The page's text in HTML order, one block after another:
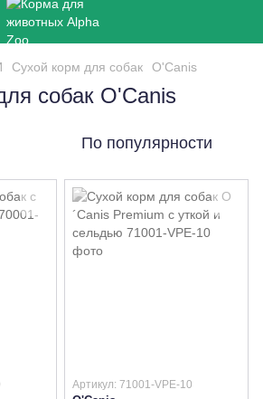
Сухой корм для собак O'Canis
собак O'Canis
По популярности
Артикул: 71001-VPE-10